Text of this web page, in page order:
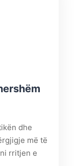
dhe
më të
rritjen e